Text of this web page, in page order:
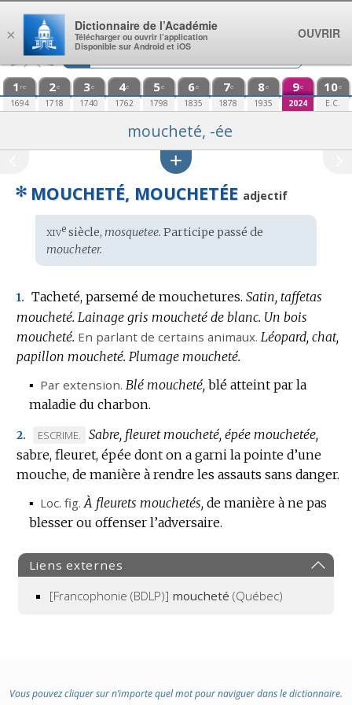
Aller au contenu
1 re
1694
2e
1718
3e
1740
4e
1762
5e
1798
6e
1835
7e
1878
8e
1935
9e
2024
10e
E.C.
moucheté, -ée
✻ MOUCHETÉ, MOUCHETÉE adjectif
Étymologie
:
xivesiècle, mosquetee. Participe passé de
moucheter.
1. Tacheté, parsemé de mouchetures. Satin, taffetas
moucheté. Lainage gris moucheté de blanc. Un bois
moucheté. En parlant de certains animaux. Léopard, chat,
papillon moucheté. Plumage moucheté.
▪ Par extension. Blé moucheté, blé atteint par la
maladie du charbon.
2.
MARQUE
DE
DOMAINE
ESCRIME.
Sabre, fleuret moucheté, épée mouchetée,
sabre, fleuret, épée dont on a garni la pointe d’une
mouche, de manière à rendre les assauts sans danger.
▪ Loc. fig. À fleurets mouchetés, de manière à ne pas
blesser ou offenser l’adversaire.
Liens externes
[Francophonie (BDLP)] moucheté (Québec)
Vous pouvez cliquer sur n’importe quel mot pour naviguer dans le dictionnaire.
×
Dictionnaire de l’Académie
Télécharger ou ouvrir l’application
Disponible sur Android et iOS
OUVRIR